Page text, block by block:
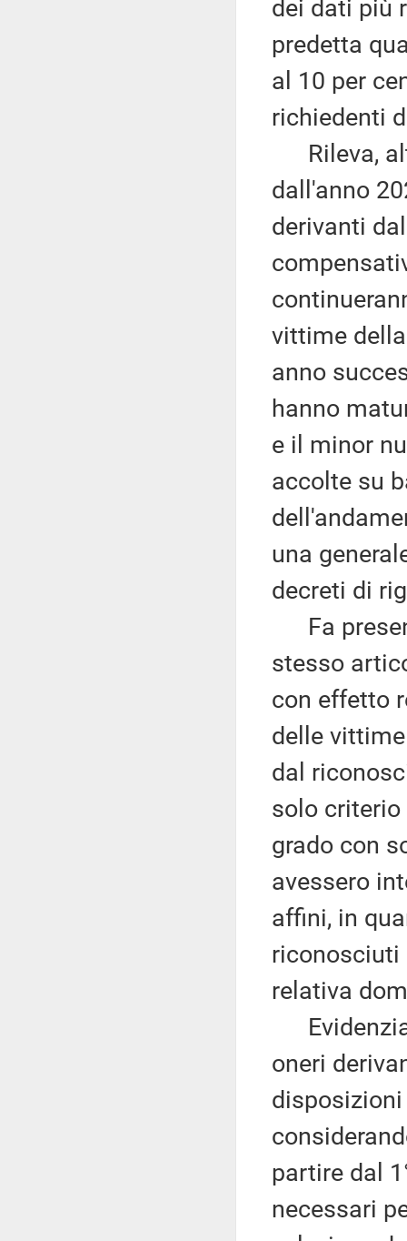
dei dati più
predetta
al 10 per
richiedenti
Rileva,
dall'anno
derivanti
vittime
anno
hanno
e il minor
accolte su
una
decreti di
Fa
stesso
con effetto
delle
dal
solo
grado con
avessero
affini, in
riconosciuti
relativa
oneri
partire dal
necessari